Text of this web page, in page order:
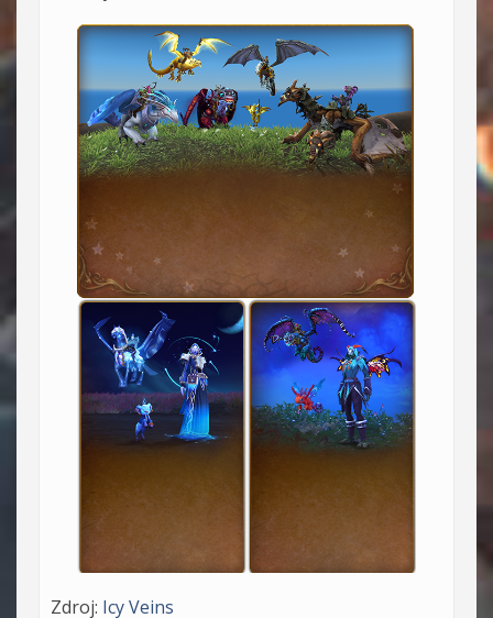
Zdroj: Icy Veins